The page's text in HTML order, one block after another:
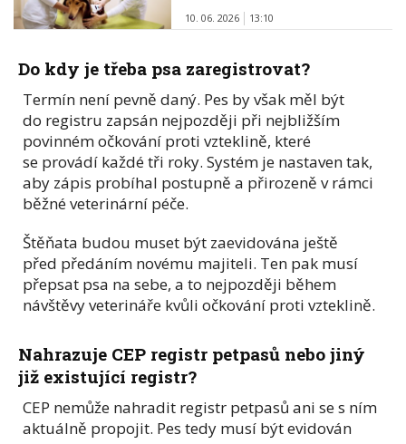
10. 06. 2026 13:10
Do kdy je třeba psa zaregistrovat?
Termín není pevně daný. Pes by však měl být
do registru zapsán nejpozději při nejbližším
povinném očkování proti vzteklině, které
se provádí každé tři roky. Systém je nastaven tak,
aby zápis probíhal postupně a přirozeně v rámci
běžné veterinární péče.
Štěňata budou muset být zaevidována ještě
před předáním novému majiteli. Ten pak musí
přepsat psa na sebe, a to nejpozději během
návštěvy veterináře kvůli očkování proti vzteklině.
Nahrazuje CEP registr petpasů nebo jiný
již existující registr?
CEP nemůže nahradit registr petpasů ani se s ním
aktuálně propojit. Pes tedy musí být evidován